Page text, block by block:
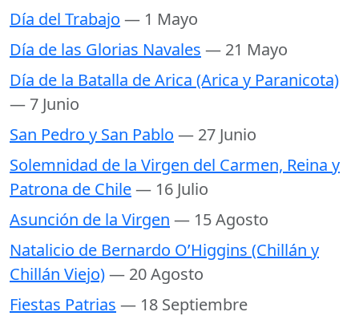
Día del Trabajo — 1 Mayo
Día de las Glorias Navales — 21 Mayo
Día de la Batalla de Arica (Arica y Paranicota)
— 7 Junio
San Pedro y San Pablo — 27 Junio
Solemnidad de la Virgen del Carmen, Reina y
Patrona de Chile— 16 Julio
Asunción de la Virgen — 15 Agosto
Natalicio de Bernardo O’Higgins (Chillán y
Chillán Viejo)— 20 Agosto
Fiestas Patrias — 18 Septiembre